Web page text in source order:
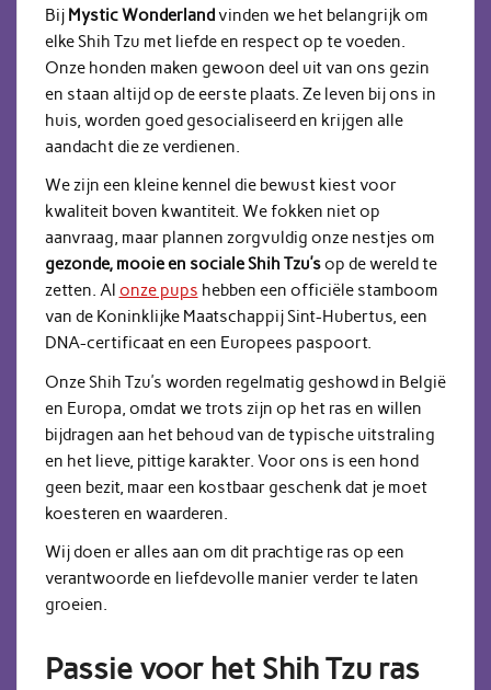
Bij Mystic Wonderlandvinden we het belangrijk om
elke Shih Tzu met liefde en respect op te voeden.
Onze honden maken gewoon deel uit van ons gezin
en staan altijd op de eerste plaats. Ze leven bij ons in
huis, worden goed gesocialiseerd en krijgen alle
aandacht die ze verdienen.
We zijn een kleine kennel die bewust kiest voor
kwaliteit boven kwantiteit. We fokken niet op
aanvraag, maar plannen zorgvuldig onze nestjes om
gezonde, mooie en sociale Shih Tzu’sop de wereld te
zetten. Al onze pups hebben een officiële stamboom
van de Koninklijke Maatschappij Sint-Hubertus, een
DNA-certificaat en een Europees paspoort.
Onze Shih Tzu’s worden regelmatig geshowd in België
en Europa, omdat we trots zijn op het ras en willen
bijdragen aan het behoud van de typische uitstraling
en het lieve, pittige karakter. Voor ons is een hond
geen bezit, maar een kostbaar geschenk dat je moet
koesteren en waarderen.
Wij doen er alles aan om dit prachtige ras op een
verantwoorde en liefdevolle manier verder te laten
groeien.
Passie voor het Shih Tzu ras